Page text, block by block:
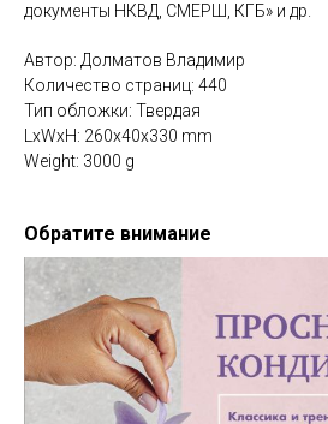
документы НКВД, СМЕРШ, КГБ» и др.
Автор: Долматов Владимир
Количество страниц: 440
Тип обложки: Твердая
LxWxH: 260x40x330 mm
Weight: 3000 g
Обратите внимание